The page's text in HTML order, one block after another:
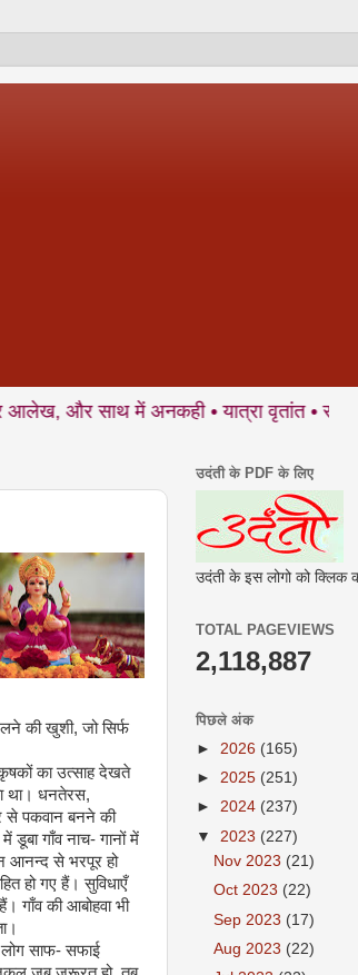
अनकही • यात्रा वृतांत • संस्मरण • कहानी
की खुशी, जो सिर्फ
का उत्साह देखते
था। धनतेरस,
से पकवान बनने की
डूबा गाँव नाच- गानों में
आनन्द से भरपूर हो
हो गए हैं। सुविधाएँ
की आबोहवा भी
साफ- सफाई
उदंती के PDF के लिए
उदंती के इस लोगो को क्लिक
TOTAL PAGEVIEWS
2,118,887
पिछले अंक
► 2026 (165)
► 2025 (251)
► 2024 (237)
▼ 2023 (227)
Nov 2023 (21)
Oct 2023 (22)
Sep 2023 (17)
Aug 2023 (22)